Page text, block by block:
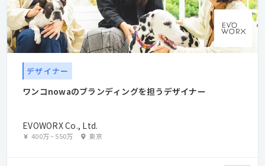
デザイナー
ワンコnowaのブランディングを担うデザイナー
EVOWORX Co., Ltd.
400万~550万 東京